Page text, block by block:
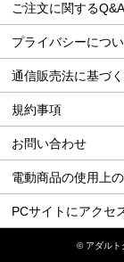
ご注文に関するQ&A
プライバシーにつ
通信販売法に基づ
規約事項
お問い合わせ
電動商品の使用上
PCサイトにアクセ
© アダルト